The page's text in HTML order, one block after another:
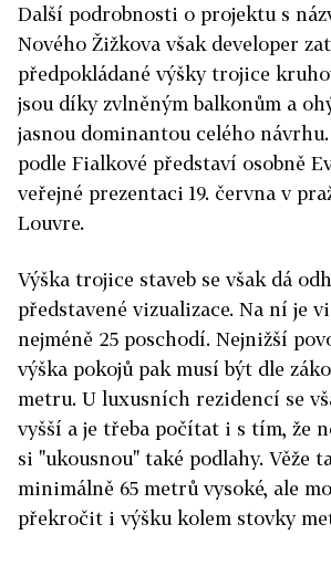
Další podrobnosti o projektu s
Nového Žižkova však developer
předpokládané výšky trojice
jsou díky zvlněným balkonům a
jasnou dominantou celého
podle Fialkové představí osobně
veřejné prezentaci 19. června v
Louvre.
Výška trojice staveb se však dá
představené vizualizace. Na ní je
nejméně 25 poschodí. Nejnižší
výška pokojů pak musí být dle
metru. U luxusních rezidencí se
vyšší a je třeba počítat i s tím, že
si "ukousnou" také podlahy. Věže
minimálně 65 metrů vysoké, ale
překročit i výšku kolem stovky